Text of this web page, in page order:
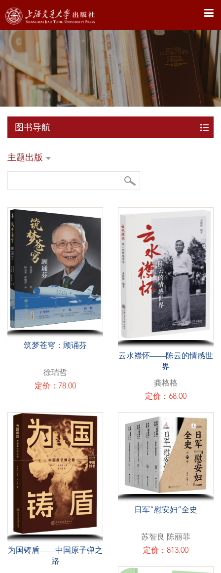
X
图书导航
主题出版
筑梦苍穹：顾诵芬
徐瑞哲
定价：78.00
云水襟怀——陈云的情感世
界
龚格格
定价：68.00
为国铸盾——中国原子弹之
路
日军“慰安妇”全史
苏智良 陈丽菲
定价：813.00